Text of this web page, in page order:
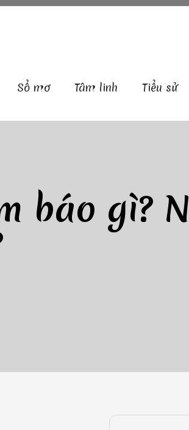
Sổ mơ Tâm linh Tiểu sử
báo gì?